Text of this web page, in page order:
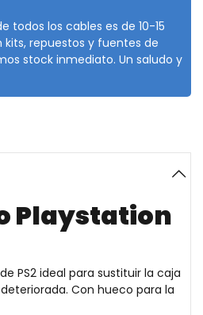
todos los cables es de 10-15
kits, repuestos y fuentes de
stock inmediato. Un saludo y
Playstation
PS2 ideal para sustituir la caja
Con hueco para la